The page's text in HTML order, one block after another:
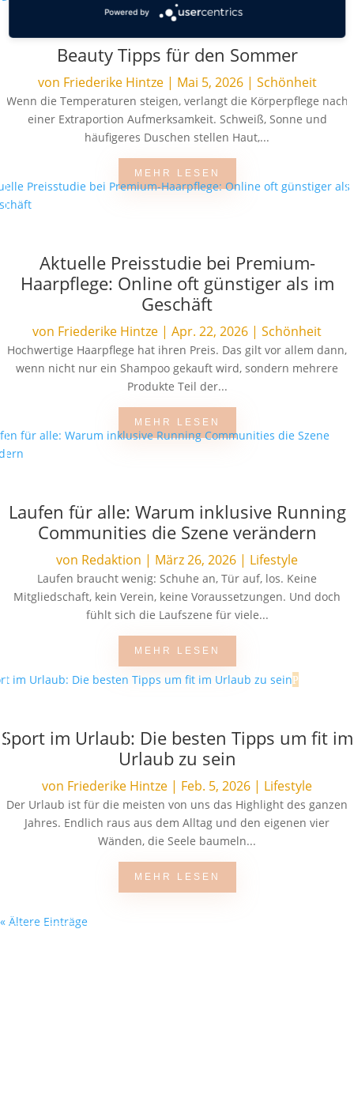
Beauty Tipps für den Sommer
von Friederike Hintze| Mai 5, 2026| Schönheit
Wenn die Temperaturen steigen, verlangt die Körperpflege nach
einer Extraportion Aufmerksamkeit. Schweiß, Sonne und
häufigeres Duschen stellen Haut,...
MEHR LESEN
Aktuelle Preisstudie bei Premium-
Haarpflege: Online oft günstiger als im
Geschäft
von Friederike Hintze | Apr. 22, 2026 | Schönheit
Hochwertige Haarpflege hat ihren Preis. Das gilt vor allem dann,
wenn nicht nur ein Shampoo gekauft wird, sondern mehrere
Produkte Teil der...
MEHR LESEN
Laufen für alle: Warum inklusive Running
Communities die Szene verändern
von Redaktion | März 26, 2026 | Lifestyle
Laufen braucht wenig: Schuhe an, Tür auf, los. Keine
Mitgliedschaft, kein Verein, keine Voraussetzungen. Und doch
fühlt sich die Laufszene für viele...
MEHR LESEN
Sport im Urlaub: Die besten Tipps um fit im
Urlaub zu sein
von Friederike Hintze | Feb. 5, 2026 | Lifestyle
Der Urlaub ist für die meisten von uns das Highlight des ganzen
Jahres. Endlich raus aus dem Alltag und den eigenen vier
Wänden, die Seele baumeln...
MEHR LESEN
« Ältere Einträge
Powered by